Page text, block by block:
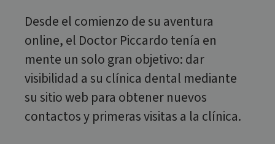
Desde el comienzo de su aventura
online, el Doctor Piccardo tenía en
mente un solo gran objetivo: dar
visibilidad a su clínica dental mediante
su sitio web para obtener nuevos
contactos y primeras visitas a la clínica.